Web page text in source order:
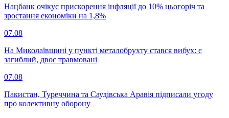
Нацбанк очікує прискорення інфляції до 10% цьогоріч та
зростання економіки на 1,8%
07.08
На Миколаївщині у пункті металобрухту стався вибух: є
загиблий, двоє травмовані
07.08
Пакистан, Туреччина та Саудівська Аравія підписали угоду
про колективну оборону